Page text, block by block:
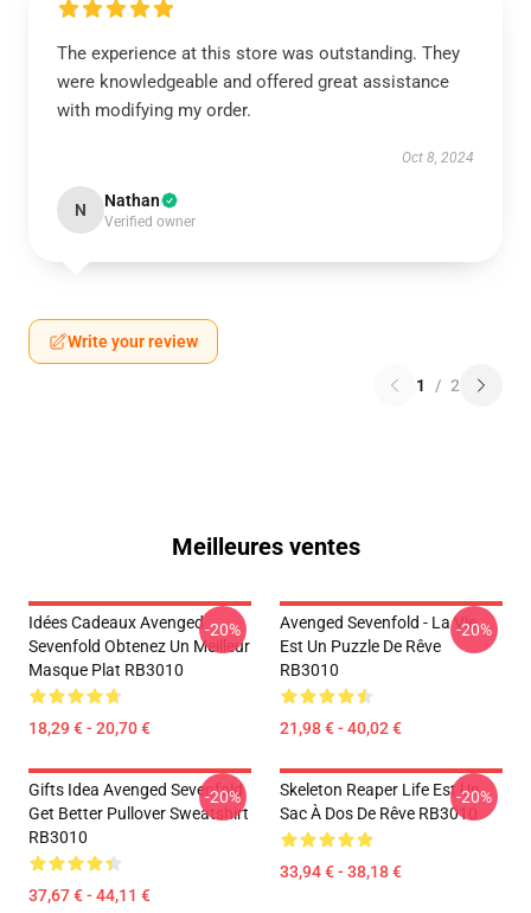
The experience at this store was outstanding. They
were knowledgeable and offered great assistance
with modifying my order.
Oct 8, 2024
N Nathan
Verified owner
Write your review
1 / 2
Meilleures ventes
Idées Cadeaux Avenged
Sevenfold Obtenez Un Meilleur
Masque Plat RB3010
18,29 € - 20,70 €
-20%
Avenged Sevenfold - La Vie
Est Un Puzzle De Rêve
RB3010
21,98 € - 40,02 €
-20%
Gifts Idea Avenged Sevenfold
Get Better Pullover Sweatshirt
RB3010
37,67 € - 44,11 €
-20%
Skeleton Reaper Life Est Un
Sac À Dos De Rêve RB3010
33,94 € - 38,18 €
-20%